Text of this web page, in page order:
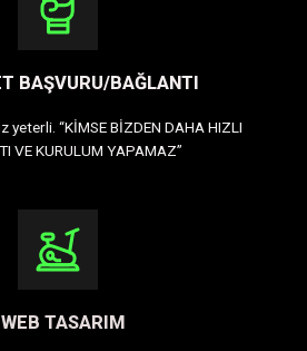
BAŞVURU/BAĞLANTI
yeterli. “KİMSE BİZDEN DAHA HIZLI
VE KURULUM YAPAMAZ”
WEB TASARIM